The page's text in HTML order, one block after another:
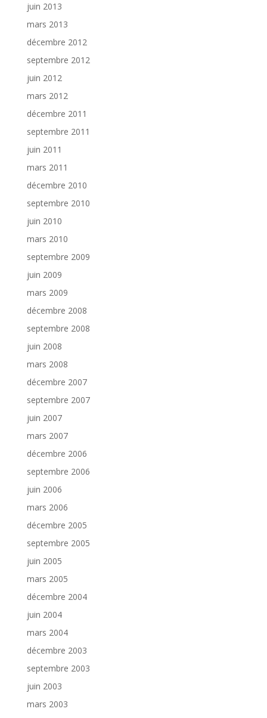
juin 2013
mars 2013
décembre 2012
septembre 2012
juin 2012
mars 2012
décembre 2011
septembre 2011
juin 2011
mars 2011
décembre 2010
septembre 2010
juin 2010
mars 2010
septembre 2009
juin 2009
mars 2009
décembre 2008
septembre 2008
juin 2008
mars 2008
décembre 2007
septembre 2007
juin 2007
mars 2007
décembre 2006
septembre 2006
juin 2006
mars 2006
décembre 2005
septembre 2005
juin 2005
mars 2005
décembre 2004
juin 2004
mars 2004
décembre 2003
septembre 2003
juin 2003
mars 2003